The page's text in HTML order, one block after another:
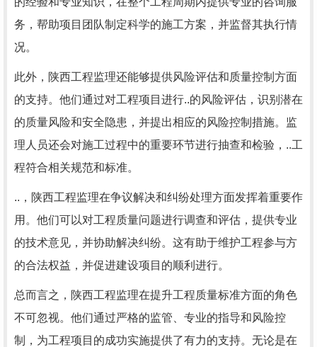
务，帮助项目团队制定科学的施工方案，并监督其执行情
况。
此外，陕西工程监理还能够提供风险评估和质量控制方面
的支持。他们通过对工程项目进行..的风险评估，识别潜在
的质量风险和安全隐患，并提出相应的风险控制措施。监
理人员还会对施工过程中的重要环节进行抽查和检验，..工
程符合相关规范和标准。
..，陕西工程监理在争议解决和纠纷处理方面发挥着重要作
用。他们可以对工程质量问题进行调查和评估，提供专业
的技术意见，并协助解决纠纷。这有助于维护工程参与方
的合法权益，并促进建设项目的顺利进行。
总而言之，陕西工程监理在提升工程质量标准方面的角色
不可忽视。他们通过严格的监管、专业的指导和风险控
制，为工程项目的成功实施提供了有力的支持。无论是在